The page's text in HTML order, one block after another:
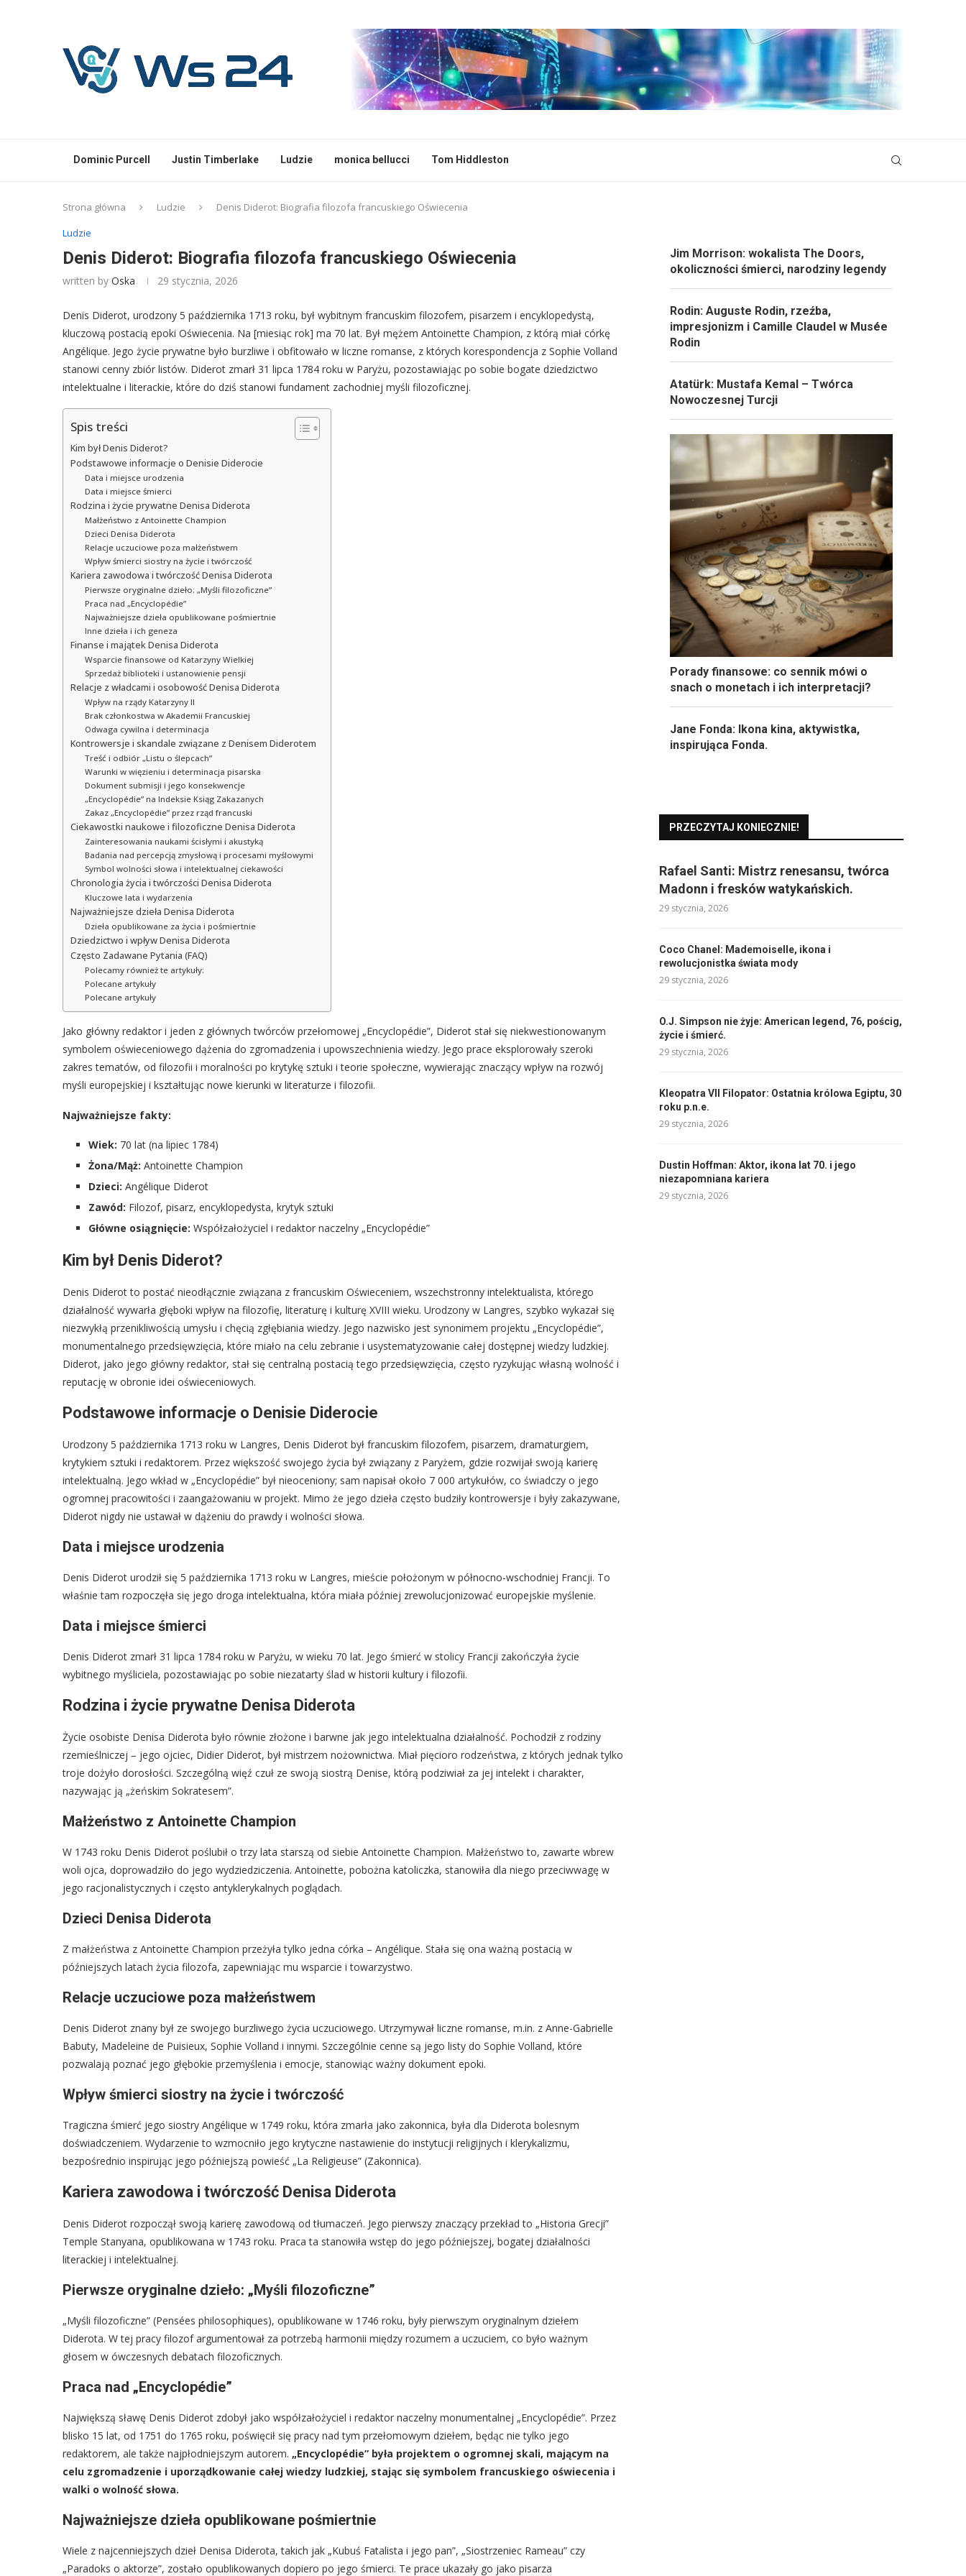
Dominic Purcell Justin Timberlake Ludzie monica bellucci Tom Hiddleston
Strona główna Ludzie
Denis Diderot: Biografia filozofa francuskiego Oświecenia
Ludzie
Denis Diderot: Biografia filozofa francuskiego Oświecenia
written by Oska 29 stycznia, 2026
Denis Diderot, urodzony 5 października 1713 roku, był wybitnym francuskim filozofem, pisarzem i encyklopedystą,
kluczową postacią epoki Oświecenia. Na [miesiąc rok] ma 70 lat. Był mężem Antoinette Champion, z którą miał córkę
Angélique. Jego życie prywatne było burzliwe i obfitowało w liczne romanse, z których korespondencja z Sophie Volland
stanowi cenny zbiór listów. Diderot zmarł 31 lipca 1784 roku w Paryżu, pozostawiając po sobie bogate dziedzictwo
intelektualne i literackie, które do dziś stanowi fundament zachodniej myśli filozoficznej.
Spis treści
Kim był Denis Diderot?
Podstawowe informacje o Denisie Diderocie
Data i miejsce urodzenia
Data i miejsce śmierci
Rodzina i życie prywatne Denisa Diderota
Małżeństwo z Antoinette Champion
Dzieci Denisa Diderota
Relacje uczuciowe poza małżeństwem
Wpływ śmierci siostry na życie i twórczość
Kariera zawodowa i twórczość Denisa Diderota
Pierwsze oryginalne dzieło: „Myśli filozoficzne”
Praca nad „Encyclopédie”
Najważniejsze dzieła opublikowane pośmiertnie
Inne dzieła i ich geneza
Finanse i majątek Denisa Diderota
Wsparcie finansowe od Katarzyny Wielkiej
Sprzedaż biblioteki i ustanowienie pensji
Relacje z władcami i osobowość Denisa Diderota
Wpływ na rządy Katarzyny II
Brak członkostwa w Akademii Francuskiej
Odwaga cywilna i determinacja
Kontrowersje i skandale związane z Denisem Diderotem
Treść i odbiór „Listu o ślepcach”
Warunki w więzieniu i determinacja pisarska
Dokument submisji i jego konsekwencje
„Encyclopédie” na Indeksie Ksiąg Zakazanych
Zakaz „Encyclopédie” przez rząd francuski
Ciekawostki naukowe i filozoficzne Denisa Diderota
Zainteresowania naukami ścisłymi i akustyką
Badania nad percepcją zmysłową i procesami myślowymi
Symbol wolności słowa i intelektualnej ciekawości
Chronologia życia i twórczości Denisa Diderota
Kluczowe lata i wydarzenia
Najważniejsze dzieła Denisa Diderota
Dzieła opublikowane za życia i pośmiertnie
Dziedzictwo i wpływ Denisa Diderota
Często Zadawane Pytania (FAQ)
Polecamy również te artykuły:
Polecane artykuły
Polecane artykuły
Jako główny redaktor i jeden z głównych twórców przełomowej „Encyclopédie”, Diderot stał się niekwestionowanym
symbolem oświeceniowego dążenia do zgromadzenia i upowszechnienia wiedzy. Jego prace eksplorowały szeroki
zakres tematów, od filozofii i moralności po krytykę sztuki i teorie społeczne, wywierając znaczący wpływ na rozwój
myśli europejskiej i kształtując nowe kierunki w literaturze i filozofii.
Najważniejsze fakty:
Wiek: 70 lat (na lipiec 1784)
Żona/Mąż: Antoinette Champion
Dzieci: Angélique Diderot
Zawód: Filozof, pisarz, encyklopedysta, krytyk sztuki
Główne osiągnięcie: Współzałożyciel i redaktor naczelny „Encyclopédie”
Kim był Denis Diderot?
Denis Diderot to postać nieodłącznie związana z francuskim Oświeceniem, wszechstronny intelektualista, którego
działalność wywarła głęboki wpływ na filozofię, literaturę i kulturę XVIII wieku. Urodzony w Langres, szybko wykazał się
niezwykłą przenikliwością umysłu i chęcią zgłębiania wiedzy. Jego nazwisko jest synonimem projektu „Encyclopédie”,
monumentalnego przedsięwzięcia, które miało na celu zebranie i usystematyzowanie całej dostępnej wiedzy ludzkiej.
Diderot, jako jego główny redaktor, stał się centralną postacią tego przedsięwzięcia, często ryzykując własną wolność i
reputację w obronie idei oświeceniowych.
Podstawowe informacje o Denisie Diderocie
Urodzony 5 października 1713 roku w Langres, Denis Diderot był francuskim filozofem, pisarzem, dramaturgiem,
krytykiem sztuki i redaktorem. Przez większość swojego życia był związany z Paryżem, gdzie rozwijał swoją karierę
intelektualną. Jego wkład w „Encyclopédie” był nieoceniony; sam napisał około 7 000 artykułów, co świadczy o jego
ogromnej pracowitości i zaangażowaniu w projekt. Mimo że jego dzieła często budziły kontrowersje i były zakazywane,
Diderot nigdy nie ustawał w dążeniu do prawdy i wolności słowa.
Data i miejsce urodzenia
Denis Diderot urodził się 5 października 1713 roku w Langres, mieście położonym w północno-wschodniej Francji. To
właśnie tam rozpoczęła się jego droga intelektualna, która miała później zrewolucjonizować europejskie myślenie.
Data i miejsce śmierci
Denis Diderot zmarł 31 lipca 1784 roku w Paryżu, w wieku 70 lat. Jego śmierć w stolicy Francji zakończyła życie
wybitnego myśliciela, pozostawiając po sobie niezatarty ślad w historii kultury i filozofii.
Rodzina i życie prywatne Denisa Diderota
Życie osobiste Denisa Diderota było równie złożone i barwne jak jego intelektualna działalność. Pochodził z rodziny
rzemieślniczej – jego ojciec, Didier Diderot, był mistrzem nożownictwa. Miał pięcioro rodzeństwa, z których jednak tylko
troje dożyło dorosłości. Szczególną więź czuł ze swoją siostrą Denise, którą podziwiał za jej intelekt i charakter,
nazywając ją „żeńskim Sokratesem”.
Małżeństwo z Antoinette Champion
W 1743 roku Denis Diderot poślubił o trzy lata starszą od siebie Antoinette Champion. Małżeństwo to, zawarte wbrew
woli ojca, doprowadziło do jego wydziedziczenia. Antoinette, pobożna katoliczka, stanowiła dla niego przeciwwagę w
jego racjonalistycznych i często antyklerykalnych poglądach.
Dzieci Denisa Diderota
Z małżeństwa z Antoinette Champion przeżyła tylko jedna córka – Angélique. Stała się ona ważną postacią w
późniejszych latach życia filozofa, zapewniając mu wsparcie i towarzystwo.
Relacje uczuciowe poza małżeństwem
Denis Diderot znany był ze swojego burzliwego życia uczuciowego. Utrzymywał liczne romanse, m.in. z Anne-Gabrielle
Babuty, Madeleine de Puisieux, Sophie Volland i innymi. Szczególnie cenne są jego listy do Sophie Volland, które
pozwalają poznać jego głębokie przemyślenia i emocje, stanowiąc ważny dokument epoki.
Wpływ śmierci siostry na życie i twórczość
Tragiczna śmierć jego siostry Angélique w 1749 roku, która zmarła jako zakonnica, była dla Diderota bolesnym
doświadczeniem. Wydarzenie to wzmocniło jego krytyczne nastawienie do instytucji religijnych i klerykalizmu,
bezpośrednio inspirując jego późniejszą powieść „La Religieuse” (Zakonnica).
Kariera zawodowa i twórczość Denisa Diderota
Denis Diderot rozpoczął swoją karierę zawodową od tłumaczeń. Jego pierwszy znaczący przekład to „Historia Grecji”
Temple Stanyana, opublikowana w 1743 roku. Praca ta stanowiła wstęp do jego późniejszej, bogatej działalności
literackiej i intelektualnej.
Pierwsze oryginalne dzieło: „Myśli filozoficzne”
„Myśli filozoficzne” (Pensées philosophiques), opublikowane w 1746 roku, były pierwszym oryginalnym dziełem
Diderota. W tej pracy filozof argumentował za potrzebą harmonii między rozumem a uczuciem, co było ważnym
głosem w ówczesnych debatach filozoficznych.
Praca nad „Encyclopédie”
Największą sławę Denis Diderot zdobył jako współzałożyciel i redaktor naczelny monumentalnej „Encyclopédie”. Przez
blisko 15 lat, od 1751 do 1765 roku, poświęcił się pracy nad tym przełomowym dziełem, będąc nie tylko jego
redaktorem, ale także najpłodniejszym autorem. „Encyclopédie” była projektem o ogromnej skali, mającym na
celu zgromadzenie i uporządkowanie całej wiedzy ludzkiej, stając się symbolem francuskiego oświecenia i
walki o wolność słowa.
Najważniejsze dzieła opublikowane pośmiertnie
Wiele z najcenniejszych dzieł Denisa Diderota, takich jak „Kubuś Fatalista i jego pan”, „Siostrzeniec Rameau” czy
„Paradoks o aktorze”, zostało opublikowanych dopiero po jego śmierci. Te prace ukazały go jako pisarza
Jim Morrison: wokalista The Doors,
okoliczności śmierci, narodziny legendy
Rodin: Auguste Rodin, rzeźba,
impresjonizm i Camille Claudel w Musée
Rodin
Atatürk: Mustafa Kemal – Twórca
Nowoczesnej Turcji
Porady finansowe: co sennik mówi o
snach o monetach i ich interpretacji?
Jane Fonda: Ikona kina, aktywistka,
inspirująca Fonda.
PRZECZYTAJ KONIECZNIE!
Rafael Santi: Mistrz renesansu, twórca
Madonn i fresków watykańskich.
29 stycznia, 2026
Coco Chanel: Mademoiselle, ikona i
rewolucjonistka świata mody
29 stycznia, 2026
O.J. Simpson nie żyje: American legend, 76, pościg,
życie i śmierć.
29 stycznia, 2026
Kleopatra VII Filopator: Ostatnia królowa Egiptu, 30
roku p.n.e.
29 stycznia, 2026
Dustin Hoffman: Aktor, ikona lat 70. i jego
niezapomniana kariera
29 stycznia, 2026